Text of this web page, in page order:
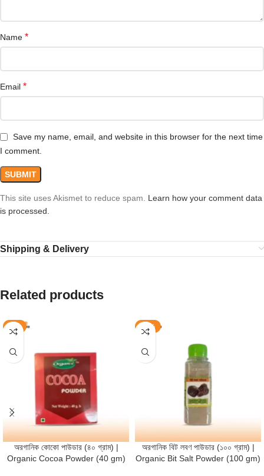
Name *
Email *
Save my name, email, and website in this browser for the next time
I comment.
This site uses Akismet to reduce spam. Learn how your comment data
is processed.
Shipping & Delivery
Related products
-8%
অরগানিক কোকো পাউডার (৪০ গ্রাম) |
Organic Cocoa Powder (40 gm)
-27%
অরগানিক বিট লবণ পাউডার (১০০ গ্রাম) |
Organic Bit Salt Powder (100 gm)